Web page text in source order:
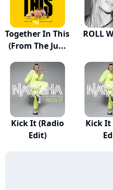
Together In This
(From The Ju...
ROLL
Kick It (Radio
Edit)
Kick It